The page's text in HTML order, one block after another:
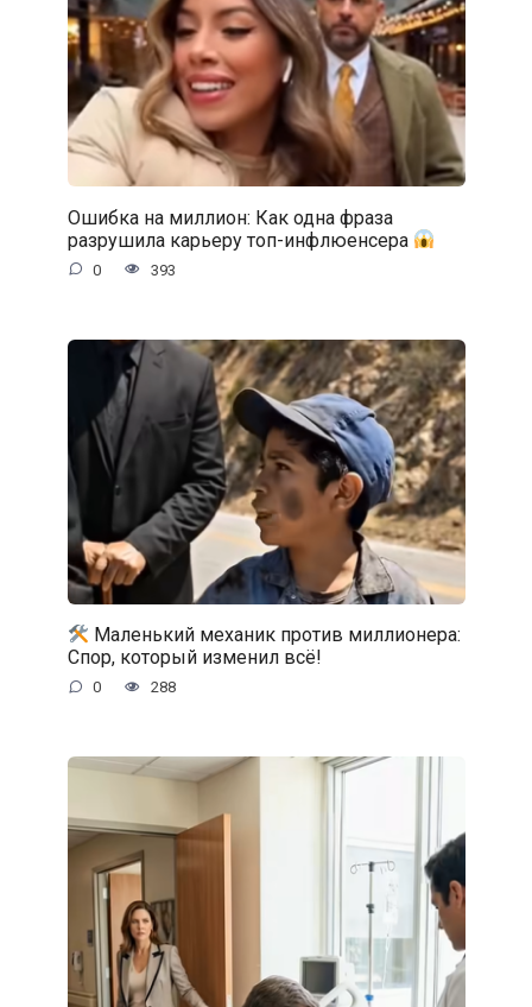
Ошибка на миллион: Как одна фраза
разрушила карьеру топ-инфлюенсера
0 393
Маленький механик против миллионера:
Спор, который изменил всё!
0 288